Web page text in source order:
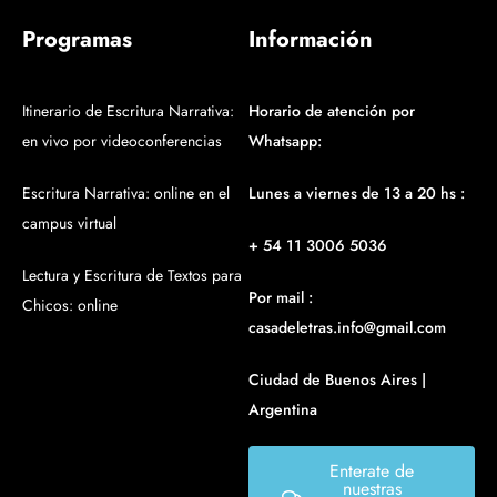
Programas
Itinerario de Escritura Narrativa:
en vivo por videoconferencias
Escritura Narrativa: online en el
campus virtual
Lectura y Escritura de Textos para
Chicos: online
Información
Horario de atención por
Whatsapp:
Lunes a viernes de 13 a 20 hs :
+ 54 11 3006 5036
Por mail :
casadeletras.info@gmail.com
Ciudad de Buenos Aires |
Argentina
Enterate de
nuestras